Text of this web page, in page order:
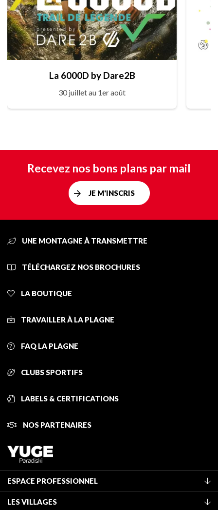
La 6000D by Dare2B
30 juillet au 1er août
Recevez nos bons plans par mail
JE M'INSCRIS
UNE MONTAGNE À TRANSMETTRE
TÉLÉCHARGEZ NOS BROCHURES
LA BOUTIQUE
TRAVAILLER À LA PLAGNE
FAQ LA PLAGNE
CLUBS SPORTIFS
LABELS & CERTIFICATIONS
NOS PARTENAIRES
ESPACE PROFESSIONNEL
LES VILLAGES